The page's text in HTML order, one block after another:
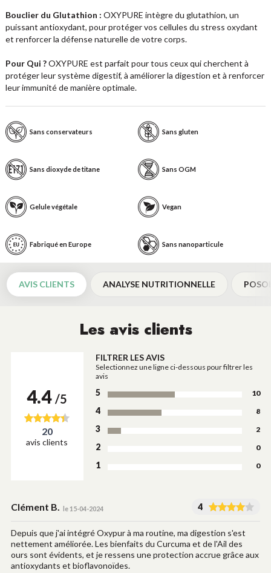
Bouclier du Glutathion : OXYPURE intègre du glutathion, un
puissant antioxydant, pour protéger vos cellules du stress oxydant
et renforcer la défense naturelle de votre corps.
Pour Qui ?OXYPURE est parfait pour tous ceux qui cherchent à
protéger leur système digestif, à améliorer la digestion et à renforcer
leur immunité de manière optimale.
Sans conservateurs Sans gluten
Sans dioxyde de titane Sans OGM
Gelule végétale Vegan
Fabriqué en Europe Sans nanoparticule
AVIS CLIENTS ANALYSE NUTRITIONNELLE
Les avis clients
4.4 /5
20
avis clients
FILTRER LES AVIS
Selectionnez une ligne ci-dessous pour filtrer les
avis
5 10
4 8
3 2
2 0
1 0
Clément B. le 15-04-2024 4
Depuis que j'ai intégré Oxypur à ma routine, ma digestion s'est
nettement améliorée. Les bienfaits du Curcuma et de l'Ail des
ours sont évidents, et je ressens une protection accrue grâce aux
antioxydants et bioflavonoïdes.